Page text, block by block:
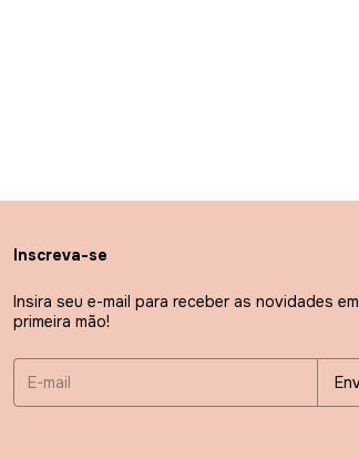
Inscreva-se
Insira seu e-mail para receber as novidades em
primeira mão!